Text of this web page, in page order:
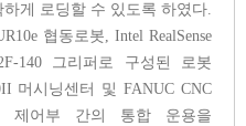
게 로딩할 수 있도록 하였다.
협동로봇, Intel RealSense
140 그리퍼로 구성된 로봇
머시닝센터 및 FANUC CNC
제어부 간의 통합 운용을